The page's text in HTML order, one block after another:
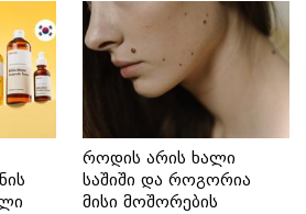
როდის არის ხალი
საშიში და როგორია
მისი მოშორების